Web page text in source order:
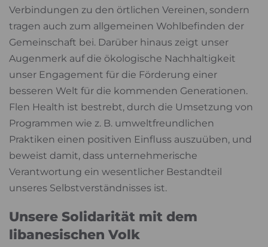
Verbindungen zu den örtlichen Vereinen, sondern
tragen auch zum allgemeinen Wohlbefinden der
Gemeinschaft bei. Darüber hinaus zeigt unser
Augenmerk auf die ökologische Nachhaltigkeit
unser Engagement für die Förderung einer
besseren Welt für die kommenden Generationen.
Flen Health ist bestrebt, durch die Umsetzung von
Programmen wie z. B. umweltfreundlichen
Praktiken einen positiven Einfluss auszuüben, und
beweist damit, dass unternehmerische
Verantwortung ein wesentlicher Bestandteil
unseres Selbstverständnisses ist.
Unsere Solidarität mit dem
libanesischen Volk